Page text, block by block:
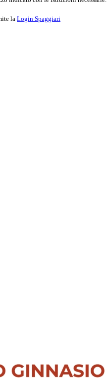
la Login Spaggiari